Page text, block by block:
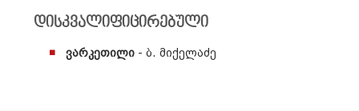
დისკვალიფიცირებული
ვარკეთილი - ბ. მიქელაძე